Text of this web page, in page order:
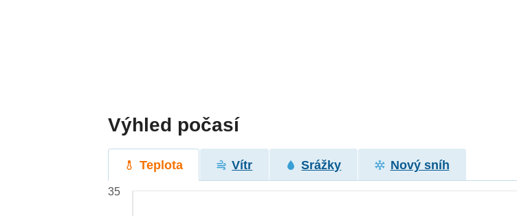
Výhled počasí
Teplota Vítr Srážky Nový sníh
35